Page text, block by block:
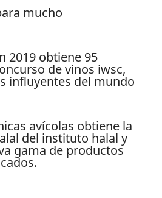
mucho
de vinos iwsc,
influyentes del mundo
del instituto halal y
gama de productos